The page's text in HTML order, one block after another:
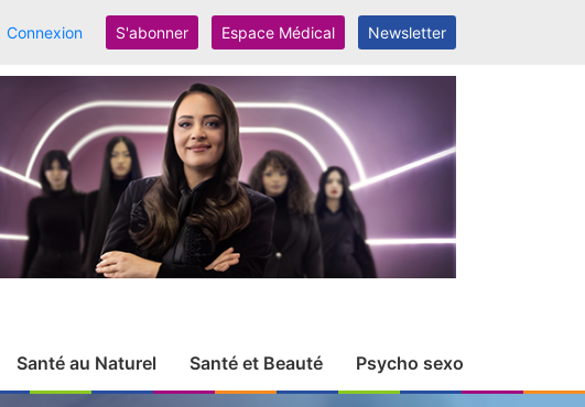
Connexion S'abonner Espace Médical Newsletter
Santé au Naturel Santé et Beauté Psycho sexo